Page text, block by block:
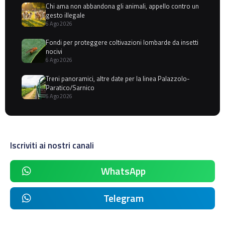
Chi ama non abbandona gli animali, appello contro un
gesto illegale
6 Ago 2026
Fondi per proteggere coltivazioni lombarde da insetti
nocivi
6 Ago 2026
Treni panoramici, altre date per la linea Palazzolo-
Paratico/Sarnico
6 Ago 2026
Iscriviti ai nostri canali
WhatsApp
Telegram